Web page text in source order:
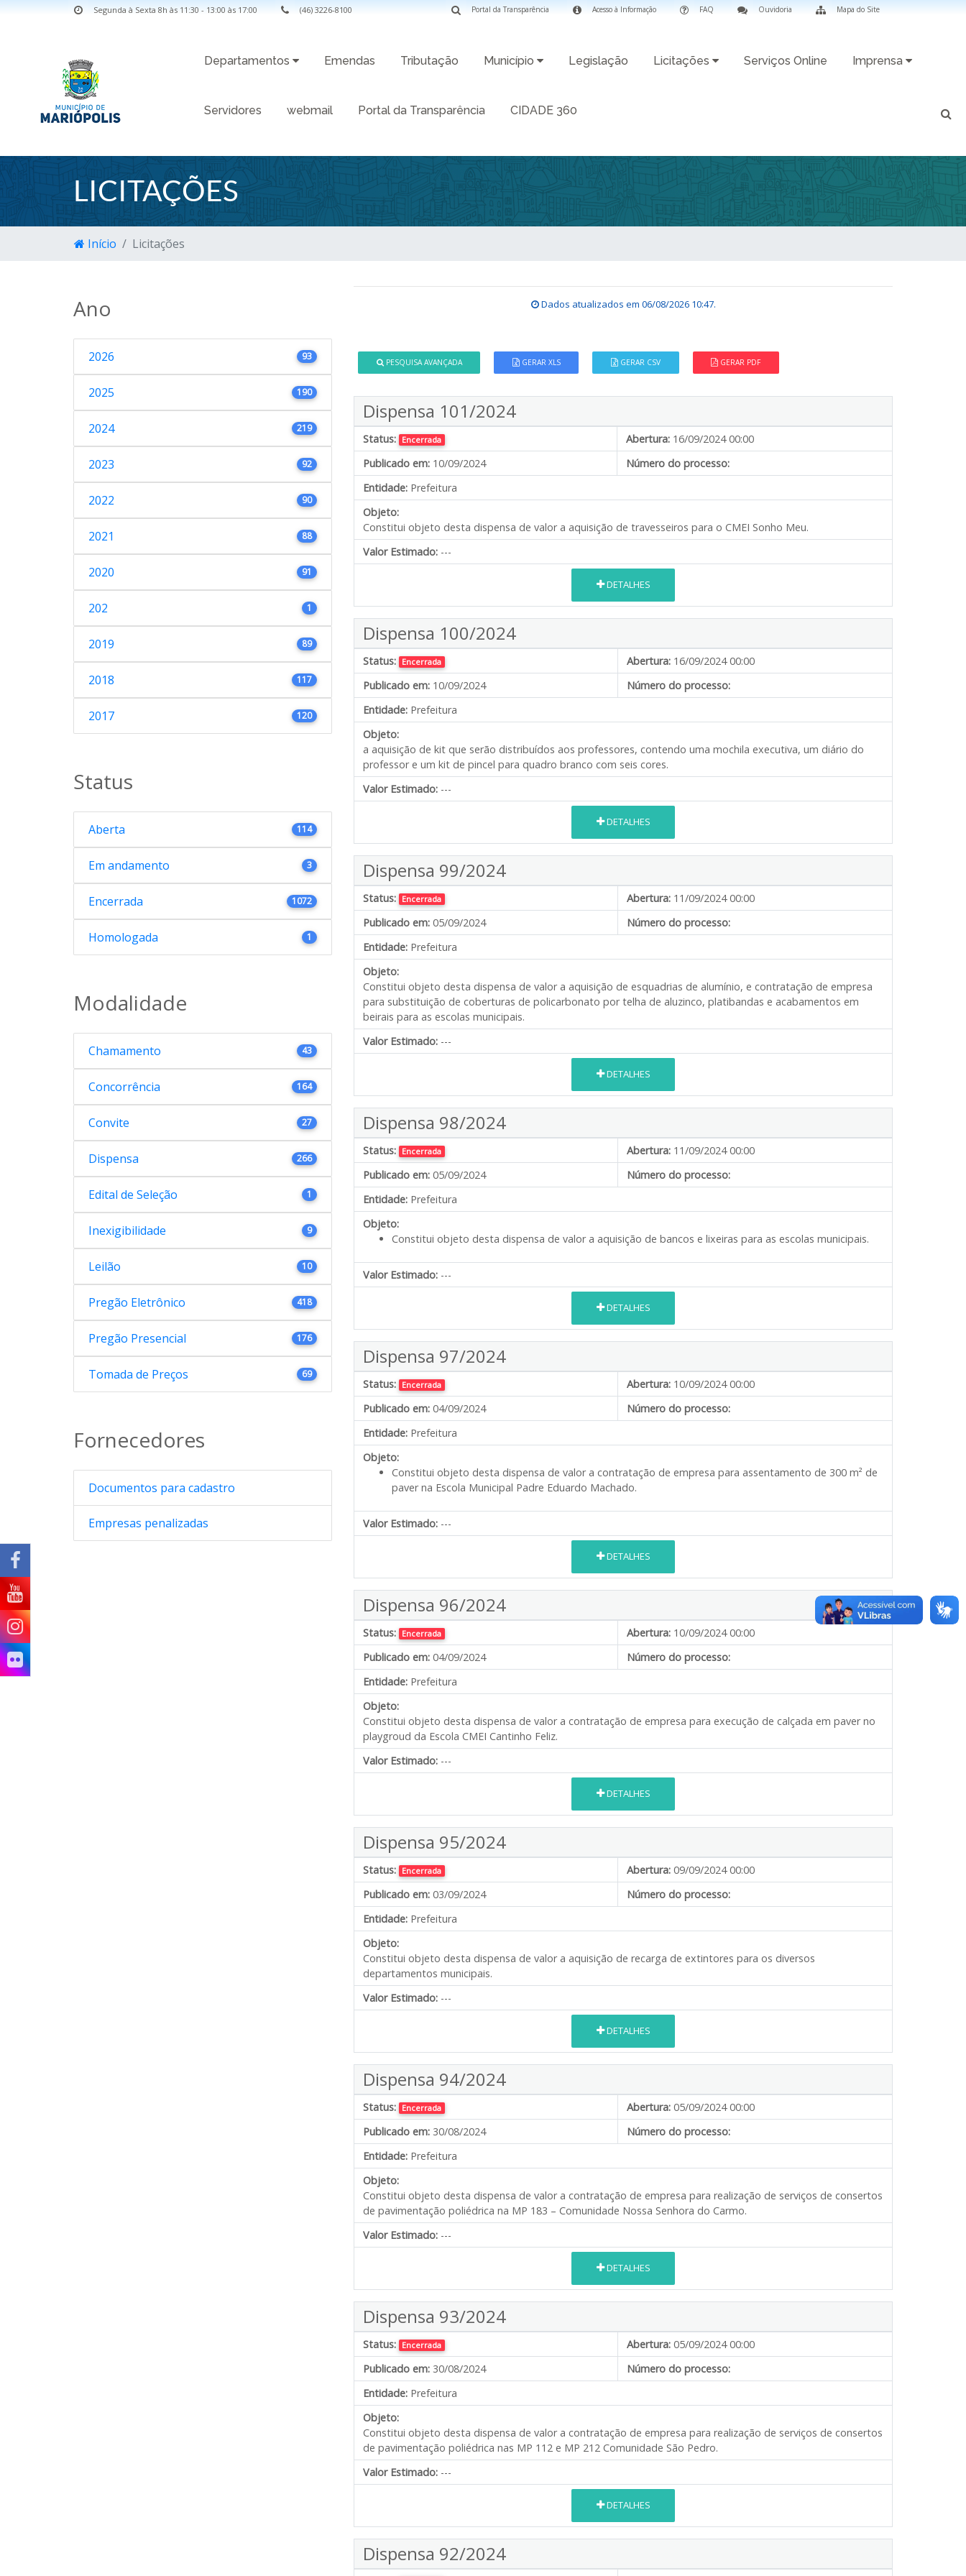
Segunda à Sexta 8h às 11:30 - 13:00 às 17:00 (46) 3226-8100 Mapa do Site
Ouvidoria
FAQ
Acesso à Informação
Portal da Transparência
Departamentos Emendas Tributação Município Legislação Licitações Serviços Online Imprensa
Servidores webmail Portal da Transparência CIDADE 360
LICITAÇÕES
Início Licitações
Ano
2026 93
2025 190
2024 219
2023 92
2022 90
2021 88
2020 91
202 1
2019 89
2018 117
2017 120
Status
Aberta 114
Em andamento 3
Encerrada 1072
Homologada 1
Modalidade
Chamamento 43
Concorrência 164
Convite 27
Dispensa 266
Edital de Seleção 1
Inexigibilidade 9
Leilão 10
Pregão Eletrônico 418
Pregão Presencial 176
Tomada de Preços 69
Fornecedores
Documentos para cadastro
Empresas penalizadas
Dados atualizados em 06/08/2026 10:47.
PESQUISA AVANÇADA GERAR XLS GERAR CSV GERAR PDF
Dispensa 101/2024
Status: Encerrada Abertura: 16/09/2024 00:00
Publicado em: 10/09/2024
Número do processo:
Entidade: Prefeitura
Objeto:
Constitui objeto desta dispensa de valor a aquisição de travesseiros para o CMEI Sonho Meu.
Valor Estimado: ---
DETALHES
Dispensa 100/2024
Status: Encerrada Abertura: 16/09/2024 00:00
Publicado em: 10/09/2024
Número do processo:
Entidade: Prefeitura
Objeto:
a aquisição de kit que serão distribuídos aos professores, contendo uma mochila executiva, um diário do
professor e um kit de pincel para quadro branco com seis cores.
Valor Estimado: ---
DETALHES
Dispensa 99/2024
Status: Encerrada Abertura: 11/09/2024 00:00
Publicado em: 05/09/2024
Número do processo:
Entidade: Prefeitura
Objeto:
Constitui objeto desta dispensa de valor a aquisição de esquadrias de alumínio, e contratação de empresa
para substituição de coberturas de policarbonato por telha de aluzinco, platibandas e acabamentos em
beirais para as escolas municipais.
Valor Estimado: ---
DETALHES
Dispensa 98/2024
Status: Encerrada Abertura: 11/09/2024 00:00
Publicado em: 05/09/2024
Número do processo:
Entidade: Prefeitura
Objeto:
Constitui objeto desta dispensa de valor a aquisição de bancos e lixeiras para as escolas municipais.
Valor Estimado: ---
DETALHES
Dispensa 97/2024
Status: Encerrada Abertura: 10/09/2024 00:00
Publicado em: 04/09/2024
Número do processo:
Entidade: Prefeitura
Objeto:
Constitui objeto desta dispensa de valor a contratação de empresa para assentamento de 300 m² de
paver na Escola Municipal Padre Eduardo Machado.
Valor Estimado: ---
DETALHES
Dispensa 96/2024
Status: Encerrada Abertura: 10/09/2024 00:00
Publicado em: 04/09/2024
Número do processo:
Entidade: Prefeitura
Objeto:
Constitui objeto desta dispensa de valor a contratação de empresa para execução de calçada em paver no
playgroud da Escola CMEI Cantinho Feliz.
Valor Estimado: ---
DETALHES
Dispensa 95/2024
Status: Encerrada Abertura: 09/09/2024 00:00
Publicado em: 03/09/2024
Número do processo:
Entidade: Prefeitura
Objeto:
Constitui objeto desta dispensa de valor a aquisição de recarga de extintores para os diversos
departamentos municipais.
Valor Estimado: ---
DETALHES
Dispensa 94/2024
Status: Encerrada Abertura: 05/09/2024 00:00
Publicado em: 30/08/2024
Número do processo:
Entidade: Prefeitura
Objeto:
Constitui objeto desta dispensa de valor a contratação de empresa para realização de serviços de consertos
de pavimentação poliédrica na MP 183 – Comunidade Nossa Senhora do Carmo.
Valor Estimado: ---
DETALHES
Dispensa 93/2024
Status: Encerrada Abertura: 05/09/2024 00:00
Publicado em: 30/08/2024
Número do processo:
Entidade: Prefeitura
Objeto:
Constitui objeto desta dispensa de valor a contratação de empresa para realização de serviços de consertos
de pavimentação poliédrica nas MP 112 e MP 212 Comunidade São Pedro.
Valor Estimado: ---
DETALHES
Dispensa 92/2024